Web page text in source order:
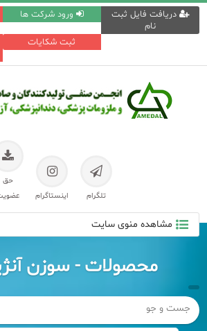
ورود شرکت ها
دریافت فایل ثبت
نام
ثبت شکایات
تلگرام اینستاگرام
حق
مشاهده منوی سایت
محصولات - سوزن